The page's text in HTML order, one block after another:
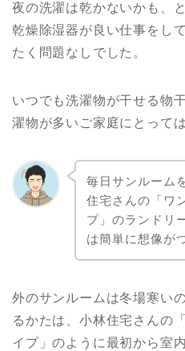
夜の洗濯は乾かないかも、
乾燥除湿器が良い仕事をし
たく問題なしでした。
いつでも洗濯物が干せる物
濯物が多いご家庭にとって
毎日サンルーム
住宅さんの「ワ
プ」のランドリ
は簡単に想像が
外のサンルームは冬場寒い
るかたは、小林住宅さんの
イプ」のように最初から室